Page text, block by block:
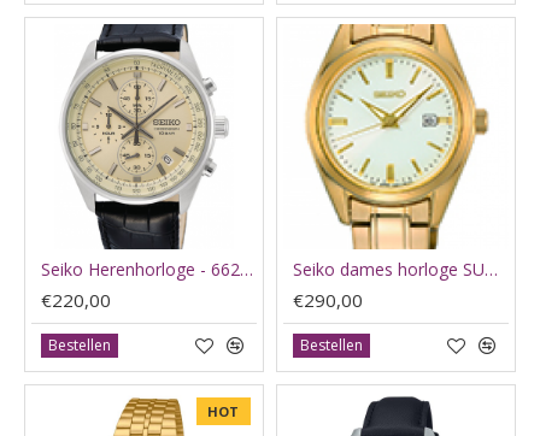
Seiko Herenhorloge - 66299
€220,00
Bestellen
Seiko dames horloge SUR632P1 double - 62036
€290,00
Bestellen
HOT